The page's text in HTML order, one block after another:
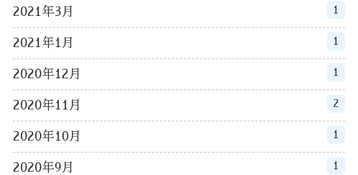
2021年3月 1
2021年1月 1
2020年12月 1
2020年11月 2
2020年10月 1
2020年9月 1